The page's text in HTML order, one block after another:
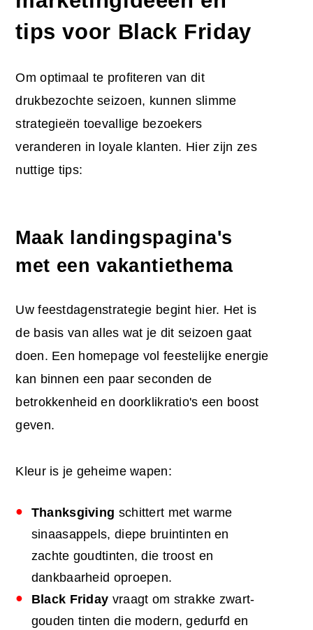
tips voor Black Friday
Om optimaal te profiteren van dit
drukbezochte seizoen, kunnen slimme
strategieën toevallige bezoekers
veranderen in loyale klanten. Hier zijn zes
nuttige tips:
Maak landingspagina's
met een vakantiethema
Uw feestdagenstrategie begint hier. Het is
de basis van alles wat je dit seizoen gaat
doen. Een homepage vol feestelijke energie
kan binnen een paar seconden de
betrokkenheid en doorklikratio's een boost
geven.
Kleur is je geheime wapen:
Thanksgiving schittert met warme
sinaasappels, diepe bruintinten en
zachte goudtinten, die troost en
dankbaarheid oproepen.
Black Friday vraagt om strakke zwart-
gouden tinten die modern, gedurfd en